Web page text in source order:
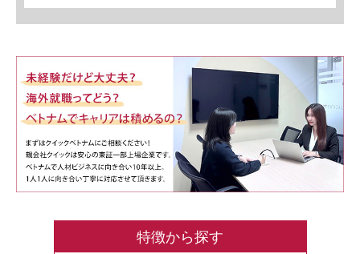
特徴から探す